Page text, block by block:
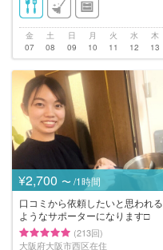
金
07
土
08
日
09
月
10
火
11
水
12
木
13
¥2,700 〜 /1時間
口コミから依頼したいと思われる
ようなサポーターになります□
(213回)
大阪府大阪市西区在住